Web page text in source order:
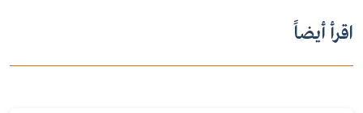
اقرأ أيضاً